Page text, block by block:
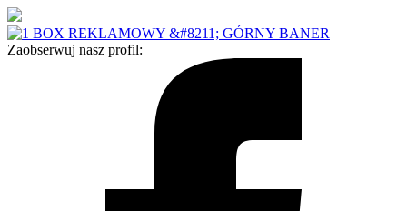
Zaobserwuj nasz profil: